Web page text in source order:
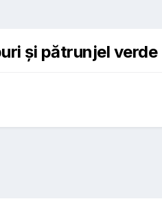
și pătrunjel verde